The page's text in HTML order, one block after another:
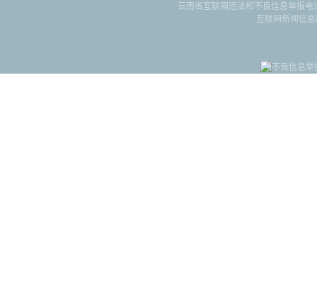
云南省互联网违法和不良信息举报
互联网新闻信